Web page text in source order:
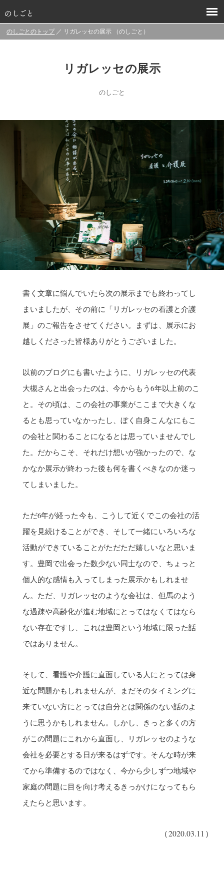
のしごとのトップ ／ リガレッセの展示 （のしごと）
リガレッセの展示
のしごと
書く文章に悩んでいたら次の展示までも終わってし
まいましたが、その前に「リガレッセの看護と介護
展」のご報告をさせてください。まずは、展示にお
越しくださった皆様ありがとうございました。
以前のブログにも書いたように、リガレッセの代表
大槻さんと出会ったのは、今からもう6年以上前のこ
と。その頃は、この会社の事業がここまで大きくな
るとも思っていなかったし、ぼく自身こんなにもこ
の会社と関わることになるとは思っていませんでし
た。だからこそ、それだけ想いが強かったので、な
かなか展示が終わった後も何を書くべきなのか迷っ
てしまいました。
ただ6年が経った今も、こうして近くでこの会社の活
躍を見続けることができ、そして一緒にいろいろな
活動ができていることがただただ嬉しいなと思いま
す。豊岡で出会った数少ない同士なので、ちょっと
個人的な感情も入ってしまった展示かもしれませ
ん。ただ、リガレッセのような会社は、但馬のよう
な過疎や高齢化が進む地域にとってはなくてはなら
ない存在ですし、これは豊岡という地域に限った話
ではありません。
そして、看護や介護に直面している人にとっては身
近な問題かもしれませんが、まだそのタイミングに
来ていない方にとっては自分とは関係のない話のよ
うに思うかもしれません。しかし、きっと多くの方
がこの問題にこれから直面し、リガレッセのような
会社を必要とする日が来るはずです。そんな時が来
てから準備するのではなく、今から少しずつ地域や
家庭の問題に目を向け考えるきっかけになってもら
えたらと思います。
（2020.03.11）